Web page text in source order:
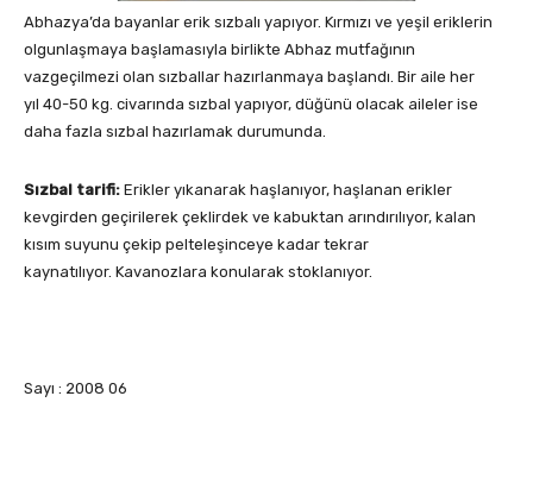
Abhazya’da bayanlar erik sızbalı yapıyor. Kırmızı ve yeşil eriklerin
olgunlaşmaya başlamasıyla birlikte Abhaz mutfağının
vazgeçilmezi olan sızballar hazırlanmaya başlandı. Bir aile her
yıl 40-50 kg. civarında sızbal yapıyor, düğünü olacak aileler ise
daha fazla sızbal hazırlamak durumunda.
Sızbal tarifi: Erikler yıkanarak haşlanıyor, haşlanan erikler
kevgirden geçirilerek çeklirdek ve kabuktan arındırılıyor, kalan
kısım suyunu çekip pelteleşinceye kadar tekrar
kaynatılıyor. Kavanozlara konularak stoklanıyor.
Sayı : 2008 06